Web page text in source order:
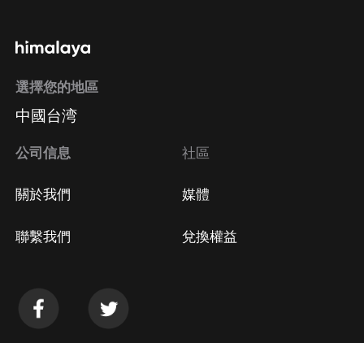
選擇您的地區
中國台湾
公司信息
關於我們
聯繫我們
社區
媒體
兌換權益